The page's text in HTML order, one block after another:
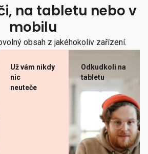
na tabletu nebo v
mobilu
obsah z jakéhokoliv zařízení.
Už vám nikdy
nic
neuteče
Odkudkoli na
tabletu